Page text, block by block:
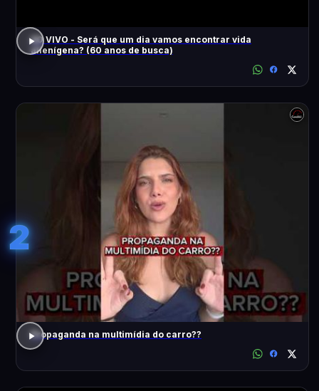
AO VIVO - Será que um dia vamos encontrar vida
alienígena? (60 anos de busca)
2
Propaganda na multimídia do carro??